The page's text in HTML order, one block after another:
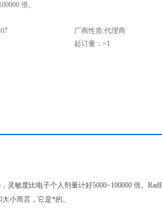
倍。
厂商性质:代理商
起订量：>1
灵敏度比电子个人剂量计好5000~100000 倍。
小而言，它是*的。